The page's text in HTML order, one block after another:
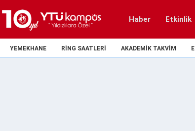
Haber Etkinlik
YEMEKHANE RING SAATLERI AKADEMIK TAKVIM